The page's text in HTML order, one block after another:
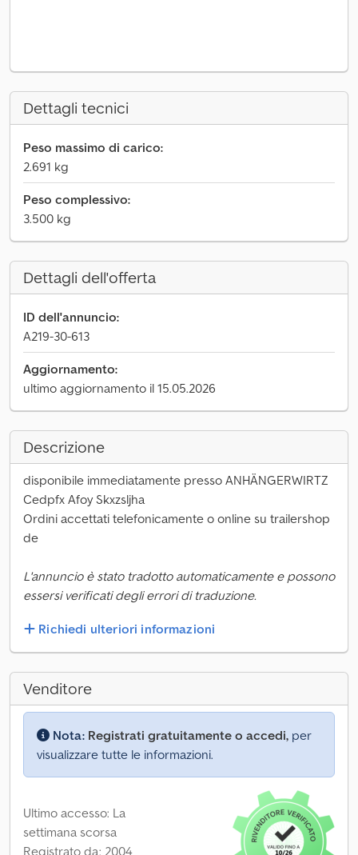
Dettagli tecnici
Peso massimo di carico:
2.691 kg
Peso complessivo:
3.500 kg
Dettagli dell'offerta
ID dell'annuncio:
A219-30-613
Aggiornamento:
ultimo aggiornamento il 15.05.2026
Descrizione
disponibile immediatamente presso ANHÄNGERWIRTZ
Cedpfx Afoy Skxzsljha
Ordini accettati telefonicamente o online su trailershop
de
L'annuncio è stato tradotto automaticamente e possono
essersi verificati degli errori di traduzione.
Richiedi ulteriori informazioni
Venditore
Nota: Registrati gratuitamente o accedi, per
visualizzare tutte le informazioni.
Ultimo accesso: La
settimana scorsa
Registrato da: 2004